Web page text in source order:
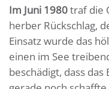
Im Juni 1980traf die
herber Rückschlag,
Einsatz wurde das
einen im See
beschädigt, dass